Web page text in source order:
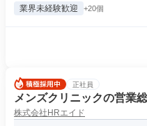
業界未経験歓迎 +20個
正社員
メンズクリニックの営業
株式会社HRエイド